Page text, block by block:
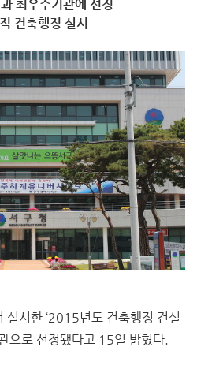
최우수기관에 선정
건축행정 실시
실시한 ‘2015년도 건축행정 건실
으로 선정됐다고 15일 밝혔다.